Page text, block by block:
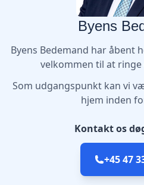
Byens
Byens Bedemand har åbent
velkommen til at
Som udgangspunkt kan vi
hjem inden
Kontakt os
+45 47